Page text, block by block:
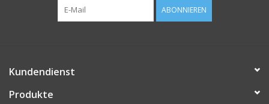
ABONNIEREN
Kundendienst
Produkte